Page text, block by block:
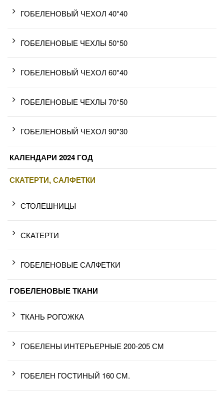
ГОБЕЛЕНОВЫЙ ЧЕХОЛ 40*40
ГОБЕЛЕНОВЫЕ ЧЕХЛЫ 50*50
ГОБЕЛЕНОВЫЙ ЧЕХОЛ 60*40
ГОБЕЛЕНОВЫЕ ЧЕХЛЫ 70*50
ГОБЕЛЕНОВЫЙ ЧЕХОЛ 90*30
КАЛЕНДАРИ 2024 ГОД
СКАТЕРТИ, САЛФЕТКИ
СТОЛЕШНИЦЫ
СКАТЕРТИ
ГОБЕЛЕНОВЫЕ САЛФЕТКИ
ГОБЕЛЕНОВЫЕ ТКАНИ
ТКАНЬ РОГОЖКА
ГОБЕЛЕНЫ ИНТЕРЬЕРНЫЕ 200-205 СМ
ГОБЕЛЕН ГОСТИНЫЙ 160 СМ.